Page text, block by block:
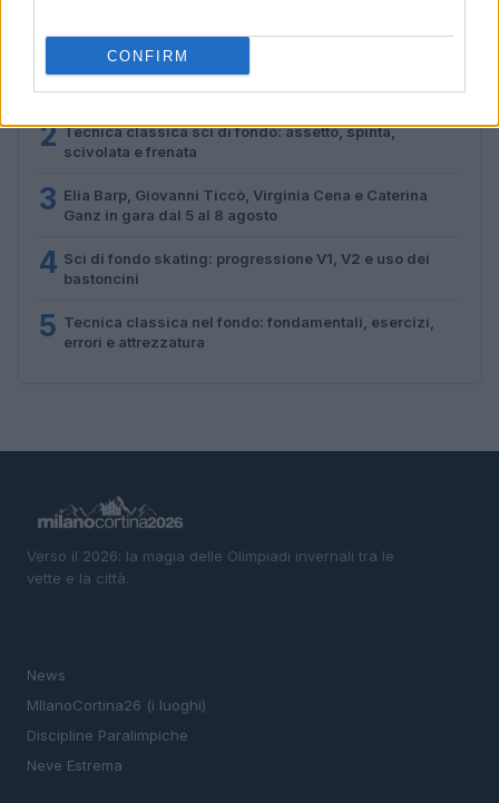
CONFIRM
1
BlinkFestivalen 2026: i campioni dello sci di fondo e
biathlon in gara dal 5 al 8 agosto
2 Tecnica classica sci di fondo: assetto, spinta,
scivolata e frenata
3 Elia Barp, Giovanni Ticcò, Virginia Cena e Caterina
Ganz in gara dal 5 al 8 agosto
4 Sci di fondo skating: progressione V1, V2 e uso dei
bastoncini
5 Tecnica classica nel fondo: fondamentali, esercizi,
errori e attrezzatura
Verso il 2026: la magia delle Olimpiadi invernali tra le
vette e la città.
News
MIlanoCortina26 (i luoghi)
Discipline Paralimpiche
Neve Estrema